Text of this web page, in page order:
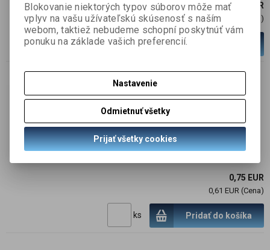
3,77 EUR
3,06 EUR (Cena)
ks Pridať do košíka
Optic Holder 20mm XML UNIV
BLACK, Carclo, Cree XM-L
SKU :900800
Skladom:98 ks
0,75 EUR
0,61 EUR (Cena)
ks Pridať do košíka
Blokovanie niektorých typov súborov môže mať
vplyv na vašu užívateľskú skúsenosť s naším
webom, taktiež nebudeme schopní poskytnúť vám
ponuku na základe vašich preferencií.
Nastavenie
Odmietnuť všetky
Prijať všetky cookies